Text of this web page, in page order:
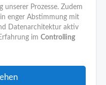
Prozesse. Zudem
enger Abstimmung mit
Datenarchitektur aktiv
im Controlling